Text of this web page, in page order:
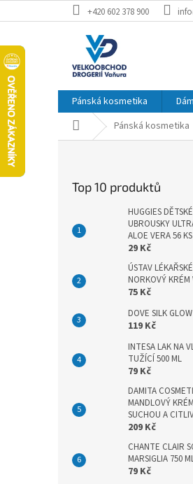
na
+420 602 378 900
Pánská kosmetika
Domů Pánská kosmetika
Top 10 produktů
HUGGIES
UBROUSKY
ALOE VERA 56 KS
29 Kč
ÚSTAV
NORKOVÝ KRÉM
75 Kč
DOVE SILK
119 Kč
INTESA LAK NA
TUŽÍCÍ 500 ML
79 Kč
DAMITA
MANDLOVÝ
SUCHOU A
209 Kč
CHANTE CLAIR
MARSIGLIA 750
79 Kč